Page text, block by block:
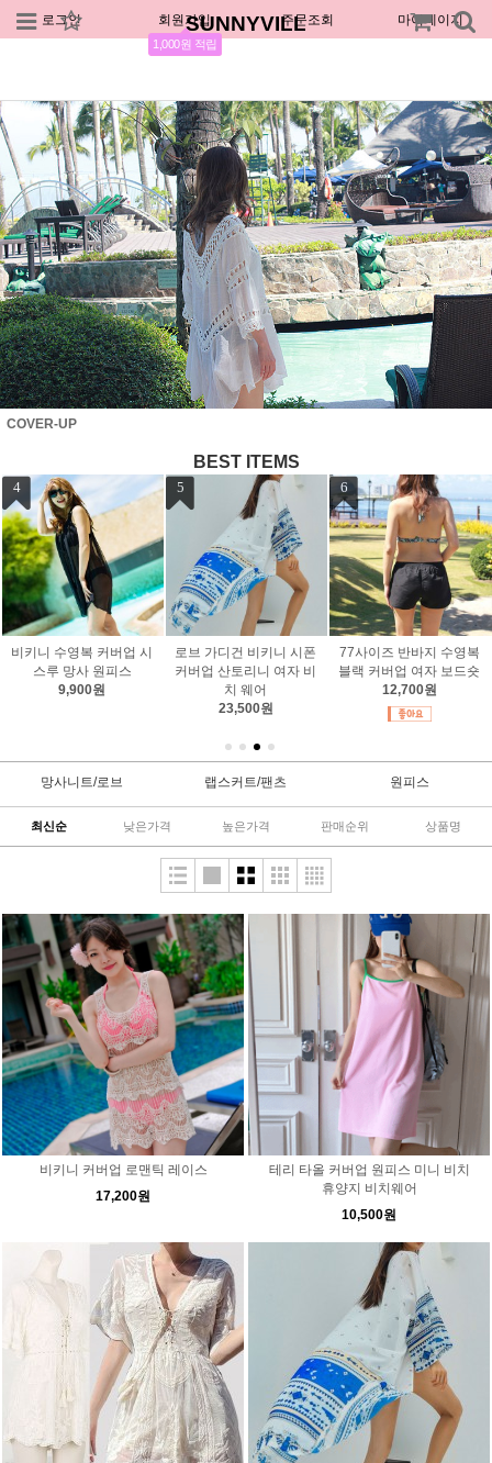
로그인 회원가입
1,000원 적립
주문조회 마이페이지
SUNNYVILL
COVER-UP
BEST ITEMS
7
빅사이즈 커버업 로즈 레
이스 로브
21,700원
8
랩 스커트 빅사이즈 비키
니수영복 커버업 투웨이
(당일배송)
15,400원
9
빅 사이즈 반바지 여자 블
랙 일자 바지 수영복 망사
속지
33,500원
망사니트/로브 랩스커트/팬츠 원피스
최신순 낮은가격 높은가격 판매순위 상품명
비키니 커버업 로맨틱 레이스
17,200원
테리 타올 커버업 원피스 미니 비치
휴양지 비치웨어
10,500원